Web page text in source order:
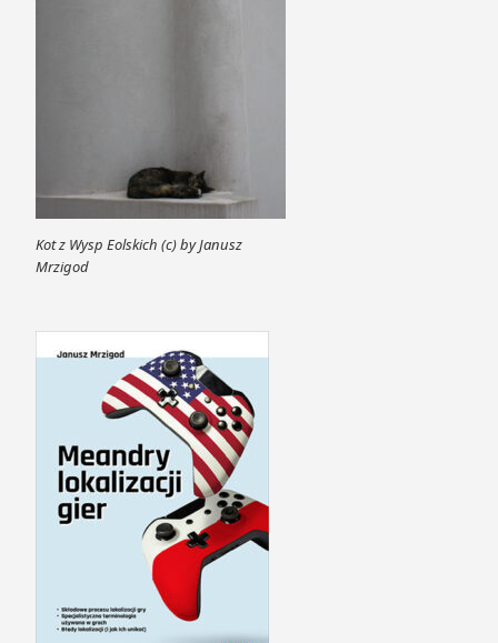
Kot z Wysp Eolskich (c) by Janusz
Mrzigod